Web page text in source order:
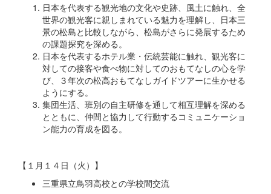
日本を代表する観光地の文化や史跡、風土に触れ、全
世界の観光客に親しまれている魅力を理解し、日本三
景の松島と比較しながら、松島がさらに発展するため
の課題探究を深める。
日本を代表するホテル業・伝統芸能に触れ、観光客に
対しての接客や食べ物に対してのおもてなしの心を学
び、３年次の松高おもてなしガイドツアーに生かせる
ようにする。
集団生活、班別の自主研修を通して相互理解を深める
とともに、仲間と協力して行動するコミュニケーショ
ン能力の育成を図る。
【１月１４日（火）】
三重県立鳥羽高校との学校間交流